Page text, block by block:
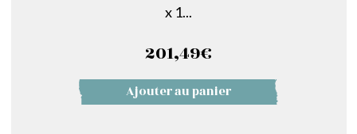
x 1...
201,49€
Ajouter au panier